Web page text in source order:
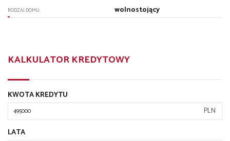
RODZAJ DOMU wolnostojący
KALKULATOR KREDYTOWY
KWOTA KREDYTU
PLN
LATA